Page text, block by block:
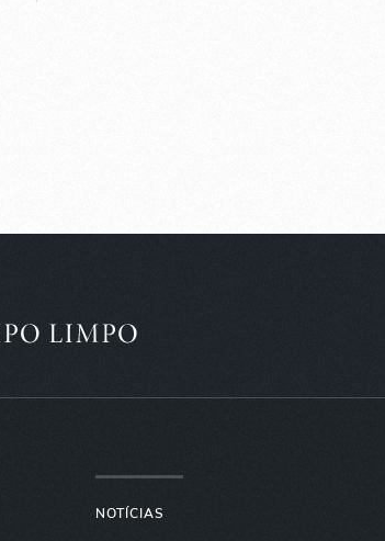
NOTÍCIAS